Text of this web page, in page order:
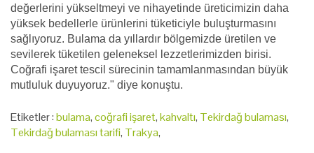
değerlerini yükseltmeyi ve nihayetinde üreticimizin daha
yüksek bedellerle ürünlerini tüketiciyle buluşturmasını
sağlıyoruz. Bulama da yıllardır bölgemizde üretilen ve
sevilerek tüketilen geleneksel lezzetlerimizden birisi.
Coğrafi işaret tescil sürecinin tamamlanmasından büyük
mutluluk duyuyoruz." diye konuştu.
Etiketler :bulama,coğrafi işaret,kahvaltı, Tekirdağ bulaması,
Tekirdağ bulaması tarifi, Trakya,